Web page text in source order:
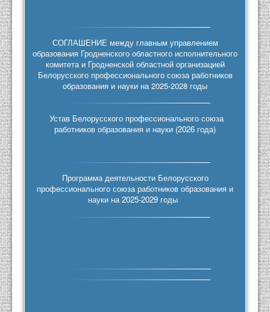
СОГЛАШЕНИЕ между главным управлением
образования Гродненского областного исполнительного
комитета и Гродненской областной организацией
Белорусского профессионального союза работников
образования и науки на 2025-2028 годы
Устав Белорусского профессионального союза
работников образования и науки (2026 года)
Программа деятельности Белорусского
профессионального союза работников образования и
науки на 2025-2029 годы